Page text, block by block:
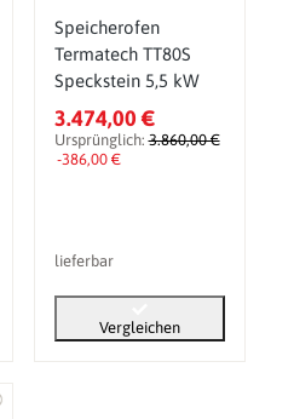
Speicherofen
Termatech TT80S
Speckstein 5,5 kW
3.474,00 €
Ursprünglich:3.860,00 €
-386,00 €
lieferbar
Vergleichen